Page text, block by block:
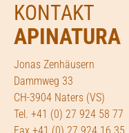
KONTAKT
APINATURA
Jonas Zenhäusern
Dammweg 33
CH-3904 Naters (VS)
Tel. +41 (0) 27 924 58 77